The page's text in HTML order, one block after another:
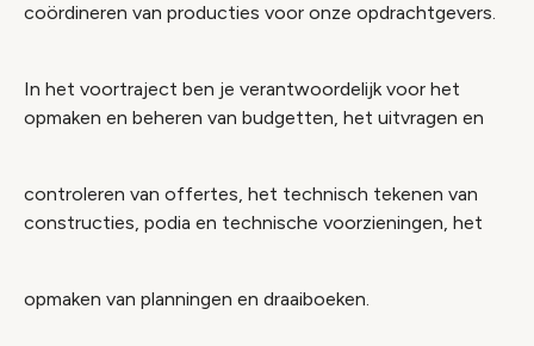
coördineren van producties voor onze opdrachtgevers.
In het voortraject ben je verantwoordelijk voor het
opmaken en beheren van budgetten, het uitvragen en
controleren van offertes, het technisch tekenen van
constructies, podia en technische voorzieningen, het
opmaken van planningen en draaiboeken.